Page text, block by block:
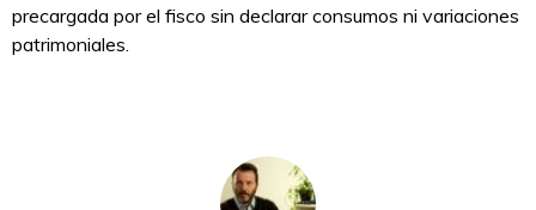
precargada por el fisco sin declarar consumos ni variaciones
patrimoniales.